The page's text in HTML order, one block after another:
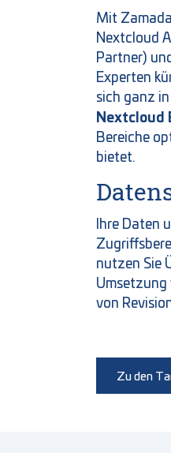
Mit
Nextcloud
Partner)
Experten
sich ganz
Nextcloud
Bereiche
bietet.
Ihre Daten
nutzen Sie
Umsetzung
von
Zu den